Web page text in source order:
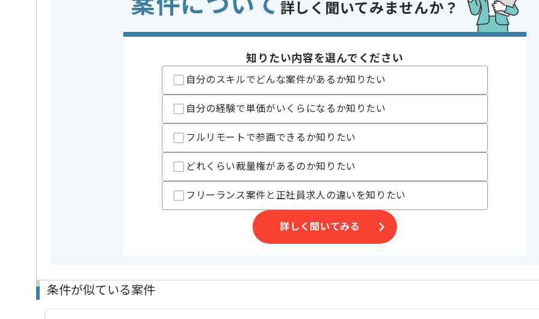
Webサイト
参画実績あり , 20代活躍中 , 30代活躍中 , 長期プロジェクト , BtoC向け
レバテックでの実績がある企業の案件でございます。
Reactでの開発経験を活かすことができます。
ご経験と実績に応じてスライド案件のご提案も差し上げる場合がございます。
新しいアイディアや技術を積極的に導入し、
経験豊富なエンジニアと成長が出来る環境でございます。
スキルアップされたい方、長期的に参画されたい方にオススメの案件です。
詳しく聞いてみませんか？
知りたい内容を選んでください
自分のスキルでどんな案件があるか知りたい
自分の経験で単価がいくらになるか知りたい
フルリモートで参画できるか知りたい
どれくらい裁量権があるのか知りたい
フリーランス案件と正社員求人の違いを知りたい
詳しく聞いてみる
条件が似ている案件